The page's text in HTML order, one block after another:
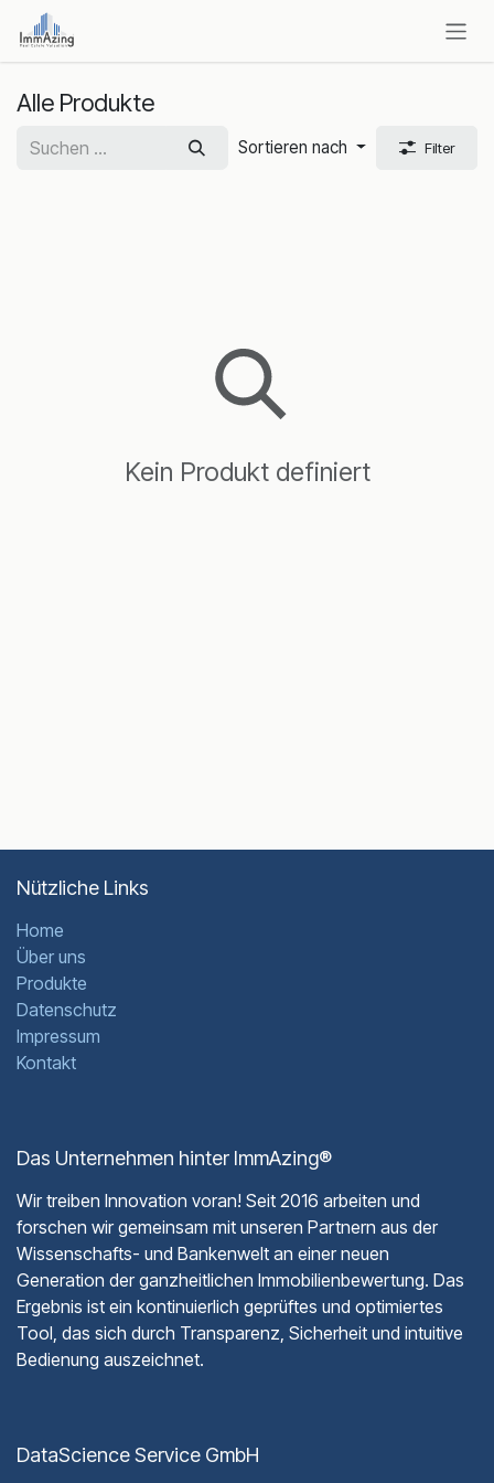
Zum Inhalt springen
Alle Produkte
Sortieren nach Filter
Kein Produkt definiert
Nützliche Links
Home
Über uns
Produkte
Datenschutz
Impressum
Kontakt
Das Unternehmen hinter ImmAzing®
Wir treiben Innovation voran! Seit 2016 arbeiten und
forschen wir gemeinsam mit unseren Partnern aus der
Wissenschafts- und Bankenwelt an einer neuen
Generation der ganzheitlichen Immobilienbewertung. Das
Ergebnis ist ein kontinuierlich geprüftes und optimiertes
Tool, das sich durch Transparenz, Sicherheit und intuitive
Bedienung auszeichnet.
DataScience Service GmbH